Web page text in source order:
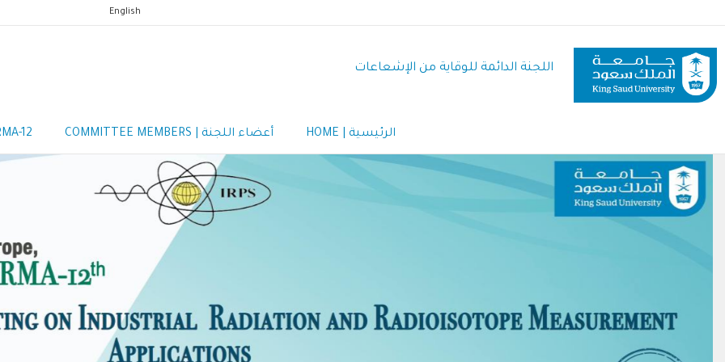
المحتوى
الرئيسي
English
اللجنة الدائمة للوقاية من الإشعاعات
Navigation
الرئيسية | HOME أعضاء اللجنة | COMMITTEE MEMBERS 12